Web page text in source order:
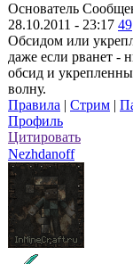
Основатель
28.10.2011 - 23:17 49
Обсидом или
даже если рванет -
обсид и
волну.
Правила | Стрим |
Профиль
Цитировать
Nezhdanoff